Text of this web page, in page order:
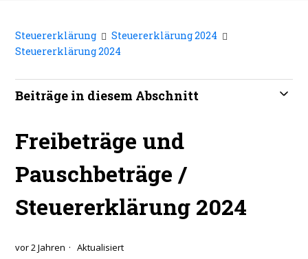
Steuererklärung
Steuererklärung 2024
Steuererklärung 2024
Beiträge in diesem Abschnitt
Freibeträge und
Pauschbeträge /
Steuererklärung 2024
vor 2 Jahren Aktualisiert